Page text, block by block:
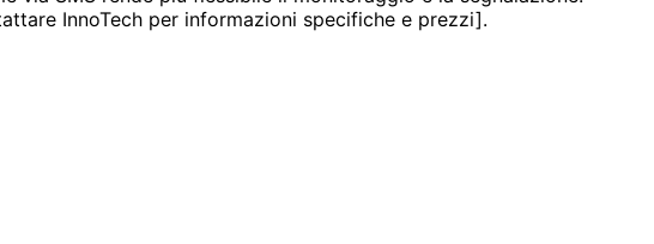
InnoTech per informazioni specifiche e prezzi].